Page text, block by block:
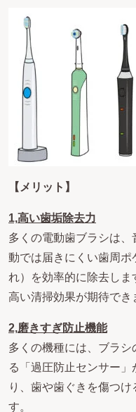
【メリット】
1,高い歯垢除去力
多くの電動歯ブラシは
動では届きにくい歯周
れ）を効率的に除去し
高い清掃効果が期待でき
2,磨きすぎ防止機能
多くの機種には、ブラ
る「過圧防止センサー
り、歯や歯ぐきを傷つ
す。